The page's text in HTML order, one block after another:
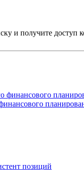
и получите доступ